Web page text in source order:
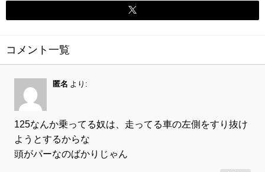
コメント一覧
匿名 より:
125なんか乗ってる奴は、走ってる車の左側をすり抜け
ようとするからな
頭がパーなのばかりじゃん